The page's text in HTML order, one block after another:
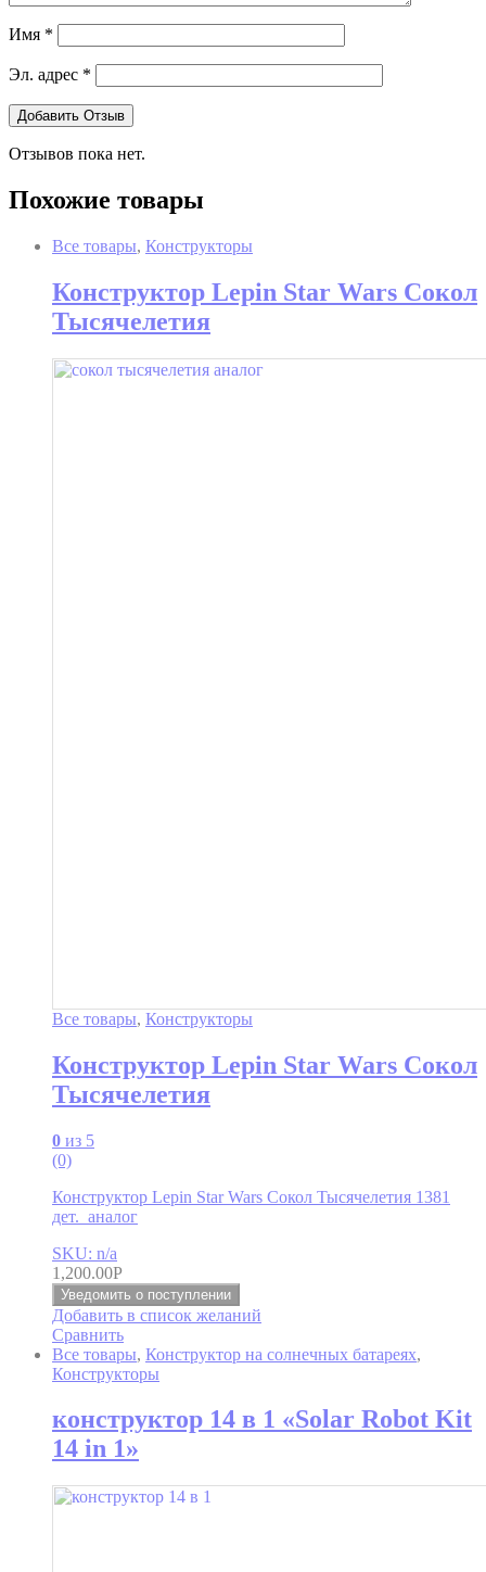
Имя *
Эл. адрес *
Отзывов пока нет.
Похожие товары
Все товары, Конструкторы
Конструктор Lepin Star Wars Сокол
Тысячелетия
Все товары, Конструкторы
Конструктор Lepin Star Wars Сокол
Тысячелетия
0 из 5
(0)
Конструктор Lepin Star Wars Сокол Тысячелетия 1381
дет. аналог
SKU: n/a
1,200.00Р
Уведомить о поступлении
Добавить в список желаний
Сравнить
Все товары, Конструктор на солнечных батареях,
Конструкторы
конструктор 14 в 1 «Solar Robot Kit
14 in 1»